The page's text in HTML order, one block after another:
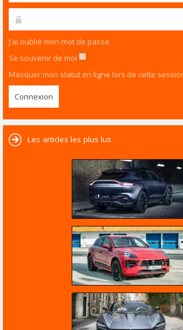
J’ai oublié mon mot de passe
Se souvenir de moi
Masquer mon statut en ligne lors de cette
Les articles les plus lus